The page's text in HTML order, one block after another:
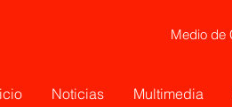
Medio de
Noticias Multimedia